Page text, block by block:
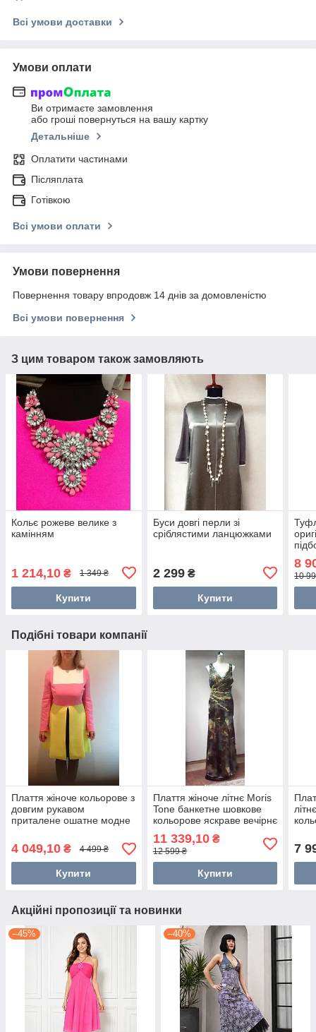
Всі умови доставки
Умови оплати
Ви отримаєте замовлення
або гроші повернуться на вашу картку
Детальніше
Оплатити частинами
Післяплата
Готівкою
Всі умови оплати
Умови повернення
Повернення товару впродовж 14 днів за домовленістю
Всі умови повернення
З цим товаром також замовляють
Кольє рожеве велике з
камінням
1 214,10 ₴ 1 349 ₴
Купити
Буси довгі перли зі
сріблястими ланцюжками
2 299₴
Купити
8
10
Подібні товари компанії
Плаття жіноче кольорове з
довгим рукавом
приталене ошатне модне
4 049,10 ₴ 4 499 ₴
Купити
Плаття жіноче літнє Moris
Tone банкетне шовкове
кольорове яскраве вечірнє
11 339,10₴
12 599 ₴
Купити
7
Акційні пропозиції та новинки
–45% –40%